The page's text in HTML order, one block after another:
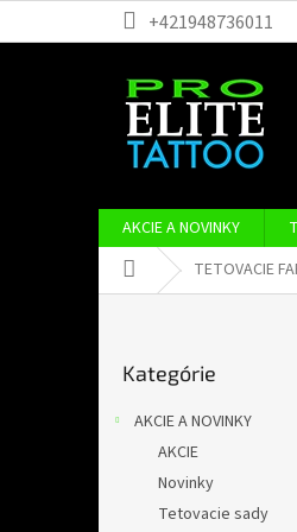
+421948736011
AKCIE A NOVINKY
Domov TETOVACIE
kategórie
Kategórie
AKCIE A NOVINKY
AKCIE
Novinky
Tetovacie sady